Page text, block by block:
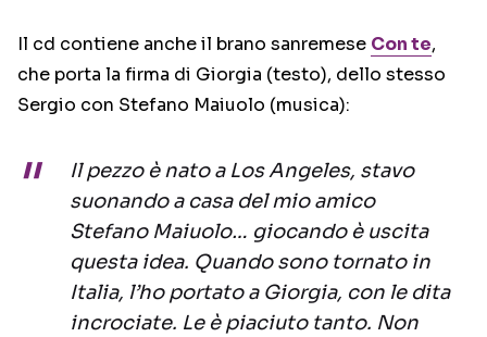
Il cd contiene anche il brano sanremese Con te,
che porta la firma di Giorgia (testo), dello stesso
Sergio con Stefano Maiuolo (musica):
Il pezzo è nato a Los Angeles, stavo
suonando a casa del mio amico
Stefano Maiuolo… giocando è uscita
questa idea. Quando sono tornato in
Italia, l’ho portato a Giorgia, con le dita
incrociate. Le è piaciuto tanto. Non